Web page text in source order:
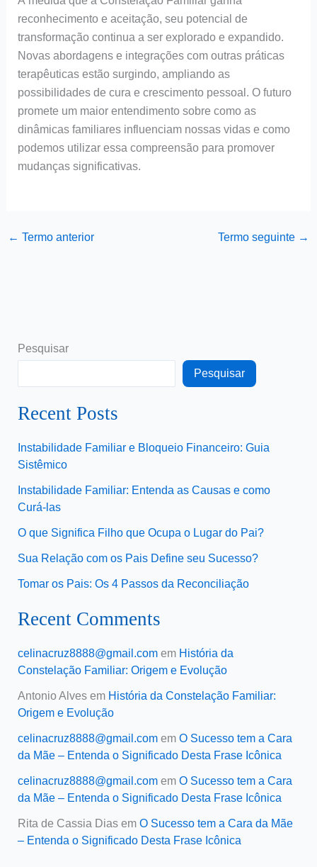
reconhecimento e aceitação, seu potencial de
transformação continua a ser explorado e expandido.
Novas abordagens e integrações com outras práticas
terapêuticas estão surgindo, ampliando as
possibilidades de cura e crescimento pessoal. O futuro
promete um maior entendimento sobre como as
dinâmicas familiares influenciam nossas vidas e como
podemos utilizar essa compreensão para promover
mudanças significativas.
← Termo anterior Termo seguinte →
Pesquisar
Pesquisar
Recent Posts
Instabilidade Familiar e Bloqueio Financeiro: Guia
Sistêmico
Instabilidade Familiar: Entenda as Causas e como
Curá-las
O que Significa Filho que Ocupa o Lugar do Pai?
Sua Relação com os Pais Define seu Sucesso?
Tomar os Pais: Os 4 Passos da Reconciliação
Recent Comments
celinacruz8888@gmail.comem História da
Constelação Familiar: Origem e Evolução
Antonio Alvesem História da Constelação Familiar:
Origem e Evolução
celinacruz8888@gmail.comem O Sucesso tem a Cara
da Mãe – Entenda o Significado Desta Frase Icônica
celinacruz8888@gmail.comem O Sucesso tem a Cara
da Mãe – Entenda o Significado Desta Frase Icônica
Rita de Cassia Diasem O Sucesso tem a Cara da Mãe
– Entenda o Significado Desta Frase Icônica